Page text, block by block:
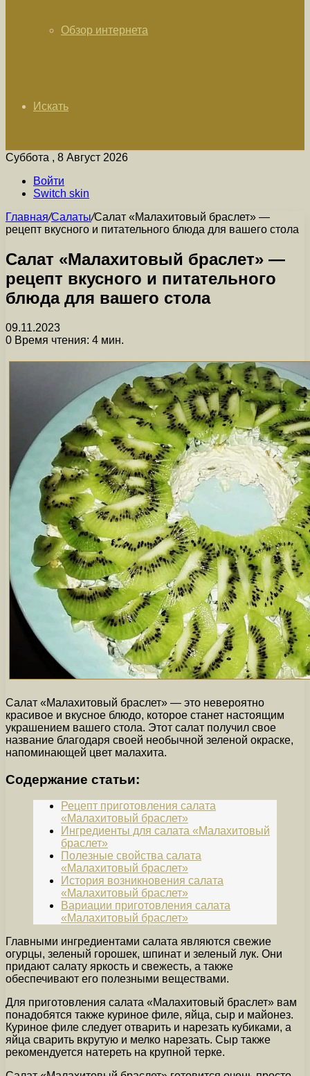
Обзор интернета
Искать
Суббота , 8 Август 2026
Войти
Switch skin
Главная/Салаты/Салат «Малахитовый браслет» —
рецепт вкусного и питательного блюда для вашего стола
Салат «Малахитовый браслет» —
рецепт вкусного и питательного
блюда для вашего стола
09.11.2023
0 Время чтения: 4 мин.
Салат «Малахитовый браслет» — это невероятно
красивое и вкусное блюдо, которое станет настоящим
украшением вашего стола. Этот салат получил свое
название благодаря своей необычной зеленой окраске,
напоминающей цвет малахита.
Содержание статьи:
Рецепт приготовления салата
«Малахитовый браслет»
Ингредиенты для салата «Малахитовый
браслет»
Полезные свойства салата
«Малахитовый браслет»
История возникновения салата
«Малахитовый браслет»
Вариации приготовления салата
«Малахитовый браслет»
Главными ингредиентами салата являются свежие
огурцы, зеленый горошек, шпинат и зеленый лук. Они
придают салату яркость и свежесть, а также
обеспечивают его полезными веществами.
Для приготовления салата «Малахитовый браслет» вам
понадобятся также куриное филе, яйца, сыр и майонез.
Куриное филе следует отварить и нарезать кубиками, а
яйца сварить вкрутую и мелко нарезать. Сыр также
рекомендуется натереть на крупной терке.